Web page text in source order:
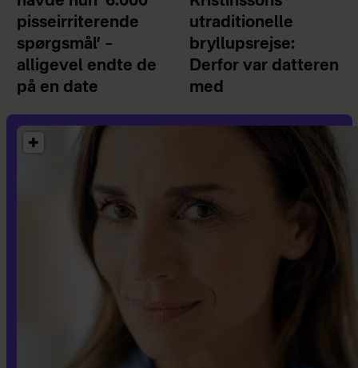
pisseirriterende
spørgsmål’ –
alligevel endte de
på en date
utraditionelle
bryllupsrejse:
Derfor var datteren
med